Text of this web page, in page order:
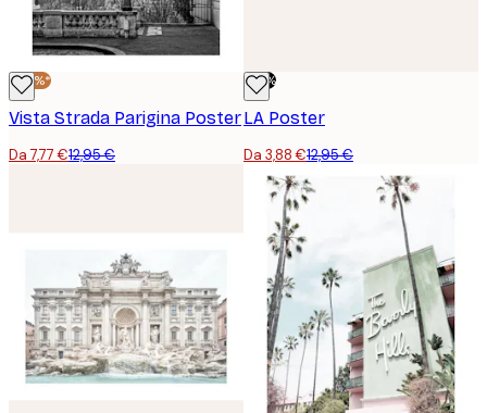
-40%*
Vista Strada Parigina Poster
Da 7,77 €12,95 €
-70%
LA Poster
Da 3,88 €12,95 €